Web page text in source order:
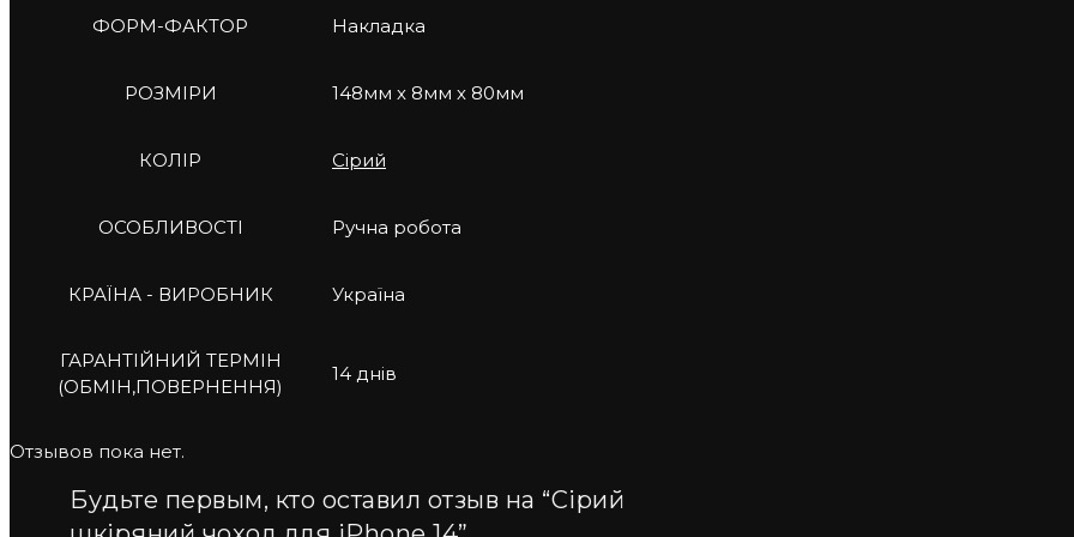
ФОРМ-ФАКТОР Накладка
РОЗМІРИ 148мм х 8мм х 80мм
КОЛІР Сірий
ОСОБЛИВОСТІ Ручна робота
КРАЇНА - ВИРОБНИК Україна
ГАРАНТІЙНИЙ ТЕРМІН
(ОБМІН,ПОВЕРНЕННЯ)
14 днів
Отзывов пока нет.
Будьте первым, кто оставил отзыв на “Сірий